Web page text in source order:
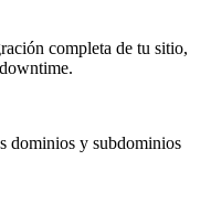
completa de tu sitio,
dominios y subdominios